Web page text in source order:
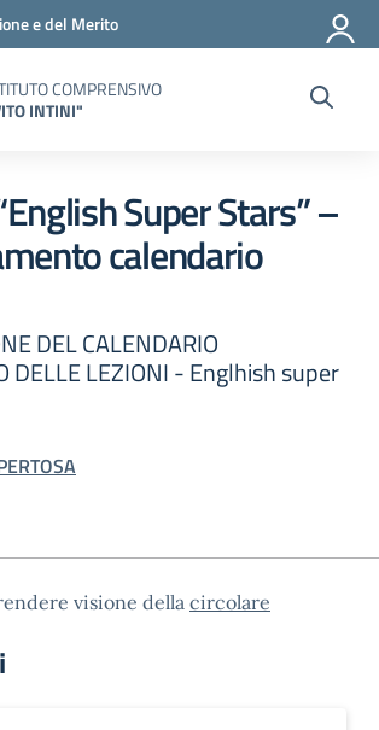
e del Merito
COMPRENSIVO
INTINI"
Super Stars” –
calendario
DEL CALENDARIO
DELLE LEZIONI - Englhish super
visione della circolare